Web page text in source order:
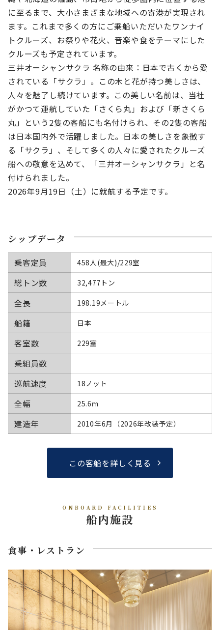
に至るまで、大小さまざまな地域への寄港が実現され
ます。これまで多くの方にご乗船いただいたワンナイ
トクルーズ、お祭りや花火、音楽や食をテーマにした
クルーズも予定されています。
三井オーシャンサクラ 名称の由来： 日本で古くから愛
されている「サクラ」。この木と花が持つ美しさは、
人々を魅了し続けています。この美しい名前は、当社
がかつて運航していた「さくら丸」および「新さくら
丸」という2隻の客船にも名付けられ、その2隻の客船
は日本国内外で活躍しました。日本の美しさを象徴す
る「サクラ」、そして多くの人々に愛されたクルーズ
船への敬意を込めて、「三井オーシャンサクラ」と名
付けられました。
2026年9月19日（土）に就航する予定です。
シップデータ
乗客定員 458人(最大)/229室
総トン数 32,477トン
全長 198.19メートル
船籍 日本
客室数 229室
乗組員数
巡航速度
18ノット
全幅 25.6ｍ
建造年 2010年6月（2026年改装予定）
この客船を詳しく見る
ONBOARD FACILITIES
船内施設
食事・レストラン